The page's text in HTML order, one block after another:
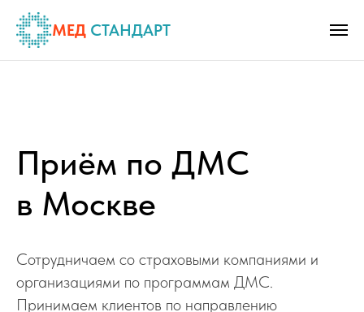
МЕД СТАНДАРТ
Приём по ДМС
в Москве
Сотрудничаем со страховыми компаниями и
организациями по программам ДМС.
Принимаем клиентов по направлению